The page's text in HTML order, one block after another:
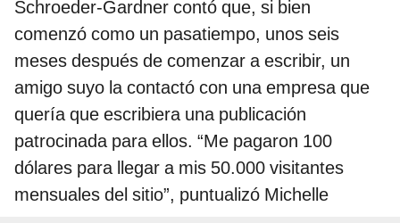
Schroeder-Gardner contó que, si bien
comenzó como un pasatiempo, unos seis
meses después de comenzar a escribir, un
amigo suyo la contactó con una empresa que
quería que escribiera una publicación
patrocinada para ellos. “Me pagaron 100
dólares para llegar a mis 50.000 visitantes
mensuales del sitio”, puntualizó Michelle